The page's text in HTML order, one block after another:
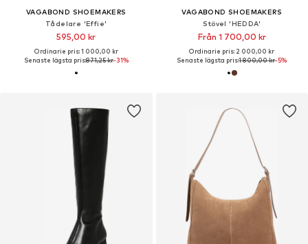
VAGABOND SHOEMAKERS
Tådelare 'Effie'
595,00 kr
Ordinarie pris: 1 000,00 kr
Senaste lägsta pris:871,25 kr-31%
VAGABOND SHOEMAKERS
Stövel 'HEDDA'
Från 1 700,00 kr
Ordinarie pris: 2 000,00 kr
Senaste lägsta pris:1 800,00 kr-5%